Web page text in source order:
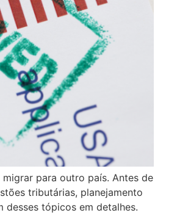
para outro país. Antes de
tributárias, planejamento
tópicos em detalhes.